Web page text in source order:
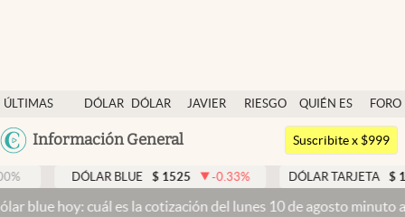
ÚLTIMAS
NOTICIAS
DÓLAR
DÓLAR
JAVIER
RIESGO
QUIÉN ES
QUIÉN
FORO
Argentina
México
Información General
Dólar
Members
Economía y Política
Finanzas y Mercados
Suscribite x $999
BLUE $ 1525 -0.33 % DÓLAR TARJETA $ 1976 0.00%
es la cotización del lunes 10 de agosto minuto a minuto